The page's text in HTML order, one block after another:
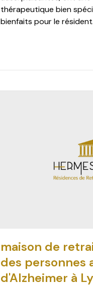
thérapeutique bien
bienfaits pour le résident.
maison de
des personnes
d'Alzheimer à